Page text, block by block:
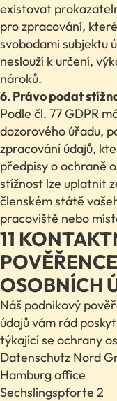
existovat
pro zpracování,
svobodami subjektu
neslouží k určení,
nároků.
6. Právo podat
Podle čl. 77 GDPR
dozorového úřadu,
zpracování údajů,
předpisy o ochraně
stížnost lze uplatnit
členském státě
pracoviště nebo
11
OSOBNÍCH
Náš podnikový
údajů vám rád
týkající se ochrany
Datenschutz Nord
Hamburg office
Sechslingspforte 2